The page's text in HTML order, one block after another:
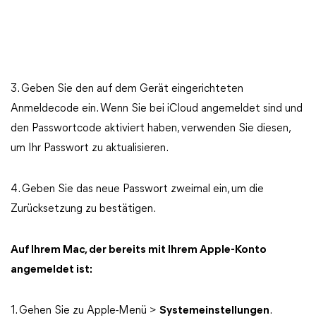
3. Geben Sie den auf dem Gerät eingerichteten
Anmeldecode ein. Wenn Sie bei iCloud angemeldet sind und
den Passwortcode aktiviert haben, verwenden Sie diesen,
um Ihr Passwort zu aktualisieren.
4. Geben Sie das neue Passwort zweimal ein, um die
Zurücksetzung zu bestätigen.
Auf Ihrem Mac, der bereits mit Ihrem Apple-Konto
angemeldet ist:
1. Gehen Sie zu Apple-Menü > Systemeinstellungen.